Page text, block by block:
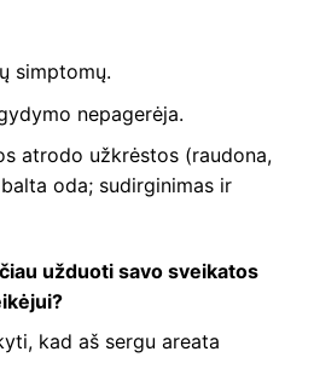
simptomų.
nepagerėja.
atrodo užkrėstos (raudona,
oda; sudirginimas ir
užduoti savo sveikatos
kad aš sergu areata